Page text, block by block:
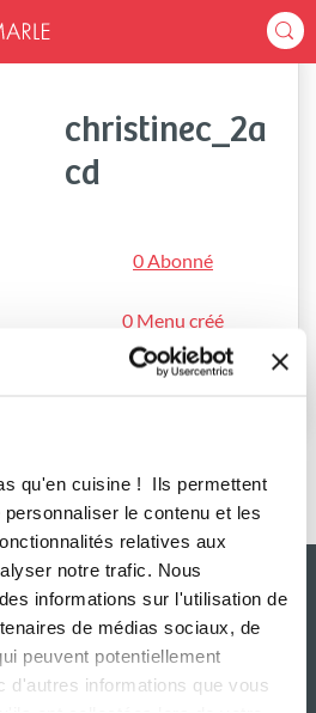
qu'en cuisine ! Ils permettent
le contenu et les
relatives aux
notre trafic. Nous
informations sur l'utilisation de
de médias sociaux, de
peuvent potentiellement
d'autres informations que vous
christinec_2a
cd
0 Abonné
0 Menu créé